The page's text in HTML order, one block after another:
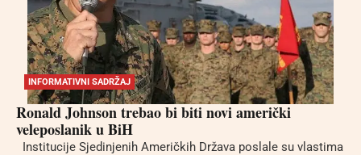
INFORMATIVNI SADRŽAJ
Ronald Johnson trebao bi biti novi američki
veleposlanik u BiH
Institucije Sjedinjenih Američkih Država poslale su vlastima